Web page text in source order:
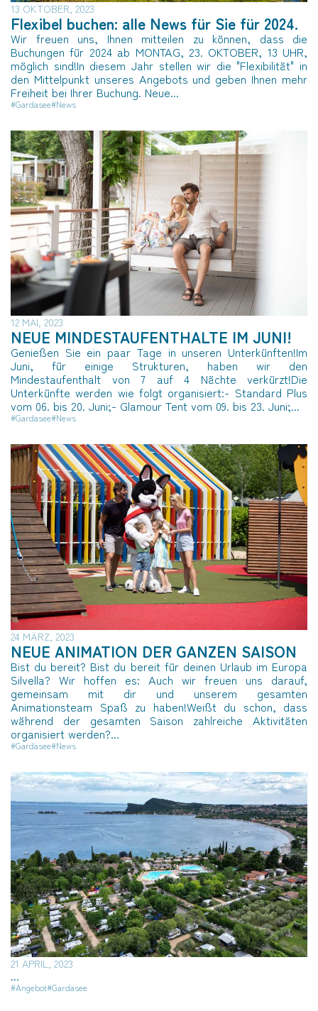
13 OKTOBER, 2023
Flexibel buchen: alle News für Sie für 2024.
Wir freuen uns, Ihnen mitteilen zu können, dass die
Buchungen für 2024 ab MONTAG, 23. OKTOBER, 13 UHR,
möglich sind!In diesem Jahr stellen wir die "Flexibilität" in
den Mittelpunkt unseres Angebots und geben Ihnen mehr
Freiheit bei Ihrer Buchung. Neue...
#Gardasee#News
12 MAI, 2023
NEUE MINDESTAUFENTHALTE IM JUNI!
Genießen Sie ein paar Tage in unseren Unterkünften!Im
Juni, für einige Strukturen, haben wir den
Mindestaufenthalt von 7 auf 4 Nächte verkürzt!Die
Unterkünfte werden wie folgt organisiert:- Standard Plus
vom 06. bis 20. Juni;- Glamour Tent vom 09. bis 23. Juni;...
#Gardasee#News
24 MÄRZ, 2023
NEUE ANIMATION DER GANZEN SAISON
Bist du bereit? Bist du bereit für deinen Urlaub im Europa
Silvella? Wir hoffen es: Auch wir freuen uns darauf,
gemeinsam mit dir und unserem gesamten
Animationsteam Spaß zu haben!Weißt du schon, dass
während der gesamten Saison zahlreiche Aktivitäten
organisiert werden?...
#Gardasee#News
21 APRIL, 2023
...
#Angebot#Gardasee